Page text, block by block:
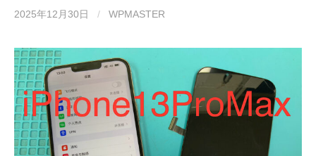
2025年12月30日 / WPMASTER